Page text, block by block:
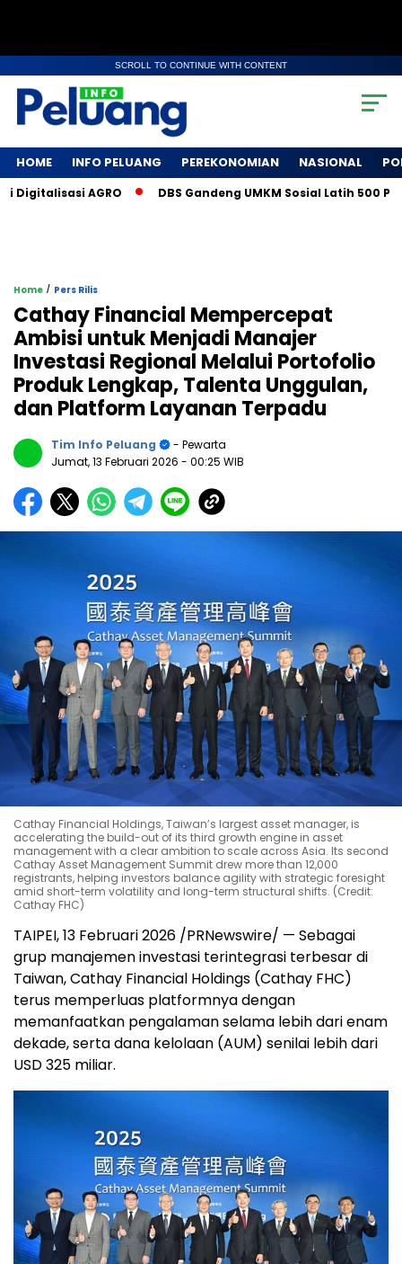
SCROLL TO CONTINUE WITH CONTENT
HOME INFO PELUANG PEREKONOMIAN NASIONAL
AGRO DBS Gandeng UMKM Sosial Latih 500 Petani
Home / Pers Rilis
Cathay Financial Mempercepat
Ambisi untuk Menjadi Manajer
Investasi Regional Melalui Portofolio
Produk Lengkap, Talenta Unggulan,
dan Platform Layanan Terpadu
Tim Info Peluang
- Pewarta
Jumat, 13 Februari 2026 - 00:25 WIB
Cathay Financial Holdings, Taiwan’s largest asset manager, is
accelerating the build-out of its third growth engine in asset
management with a clear ambition to scale across Asia. Its second
Cathay Asset Management Summit drew more than 12,000
registrants, helping investors balance agility with strategic foresight
amid short-term volatility and long-term structural shifts. (Credit:
Cathay FHC)
TAIPEI, 13 Februari 2026 /PRNewswire/ — Sebagai
grup manajemen investasi terintegrasi terbesar di
Taiwan, Cathay Financial Holdings (Cathay FHC)
terus memperluas platformnya dengan
memanfaatkan pengalaman selama lebih dari enam
dekade, serta dana kelolaan (AUM) senilai lebih dari
USD 325 miliar.